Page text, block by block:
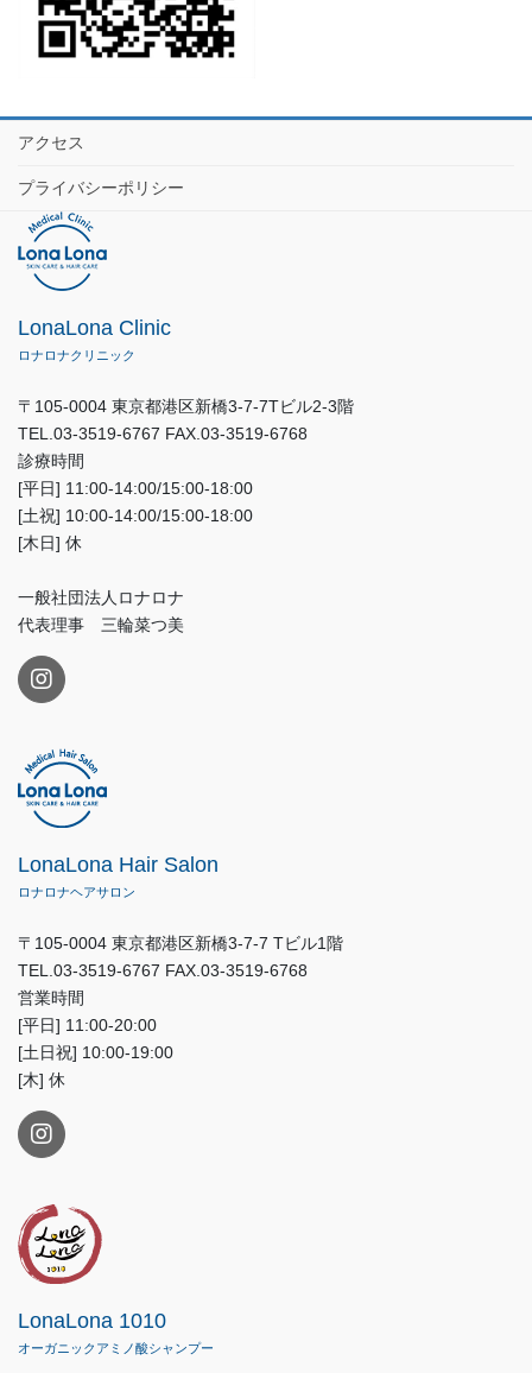
アクセス
プライバシーポリシー
LonaLona Clinic
ロナロナクリニック
〒105-0004 東京都港区新橋3-7-7Tビル2-3階
TEL.03-3519-6767 FAX.03-3519-6768
診療時間
[平日] 11:00-14:00/15:00-18:00
[土祝] 10:00-14:00/15:00-18:00
[木日] 休
一般社団法人ロナロナ
代表理事 三輪菜つ美
LonaLona Hair Salon
ロナロナヘアサロン
〒105-0004 東京都港区新橋3-7-7 Tビル1階
TEL.03-3519-6767 FAX.03-3519-6768
営業時間
[平日] 11:00-20:00
[土日祝] 10:00-19:00
[木] 休
LonaLona 1010
オーガニックアミノ酸シャンプー